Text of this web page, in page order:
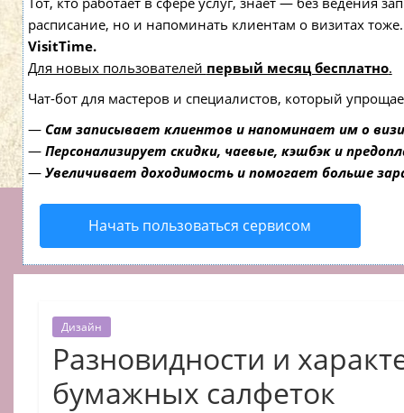
расписание, но и напоминать клиентам о визитах
VisitTime.
Для новых пользователей первый месяц бесплатно.
Чат-бот для мастеров и специалистов, который
— Сам записывает клиентов и напоминает им о
— Персонализирует скидки, чаевые, кэшбэк и
— Увеличивает доходимость и помогает больше
Начать пользоваться сервисом
Дизайн
Разновидности и
бумажных салфеток